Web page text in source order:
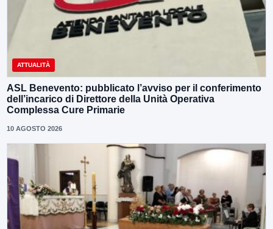
ATTUALITÀ
ASL Benevento: pubblicato l’avviso per il conferimento
dell’incarico di Direttore della Unità Operativa
Complessa Cure Primarie
10 AGOSTO 2026